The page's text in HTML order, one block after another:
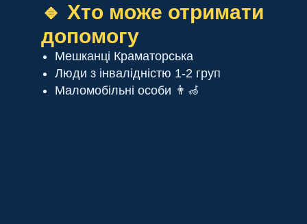
🔹 Хто може отримати
допомогу
Мешканці Краматорська
Люди з інвалідністю 1-2 груп
Маломобільні особи 👨‍🦽